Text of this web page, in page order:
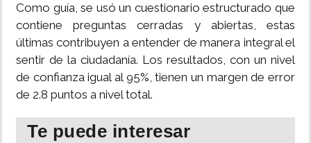
Como guía, se usó un cuestionario estructurado que
contiene preguntas cerradas y abiertas, estas
últimas contribuyen a entender de manera integral el
sentir de la ciudadanía. Los resultados, con un nivel
de confianza igual al 95%, tienen un margen de error
de 2.8 puntos a nivel total.
Te puede interesar